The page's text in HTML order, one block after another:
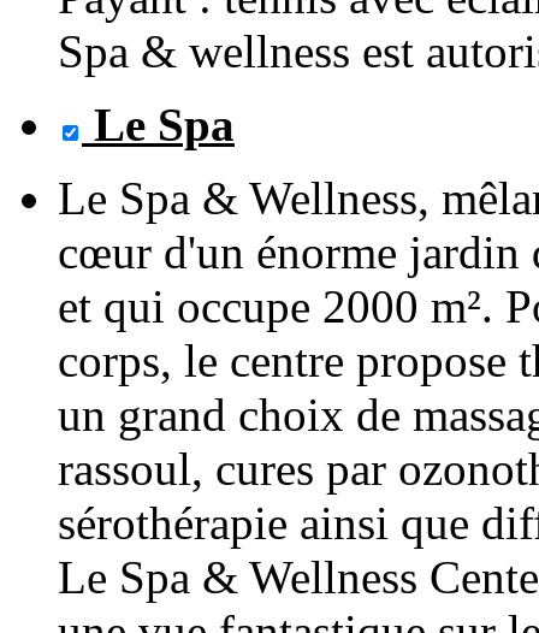
Spa & wellness est
Le Spa
Le Spa & Wellness,
cœur d'un énorme jardin
et qui occupe 2000 m².
corps, le centre propose
un grand choix de
rassoul, cures par
sérothérapie ainsi que
Le Spa & Wellness